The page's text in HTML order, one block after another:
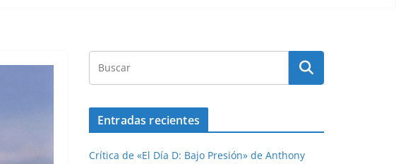
Entradas recientes
Crítica de «El Día D: Bajo Presión» de Anthony